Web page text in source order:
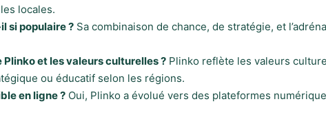
locales.
si populaire ? Sa combinaison de chance, de stratégie, et
Plinko et les valeurs culturelles ? Plinko reflète les valeurs
ou éducatif selon les régions.
en ligne ? Oui, Plinko a évolué vers des plateformes